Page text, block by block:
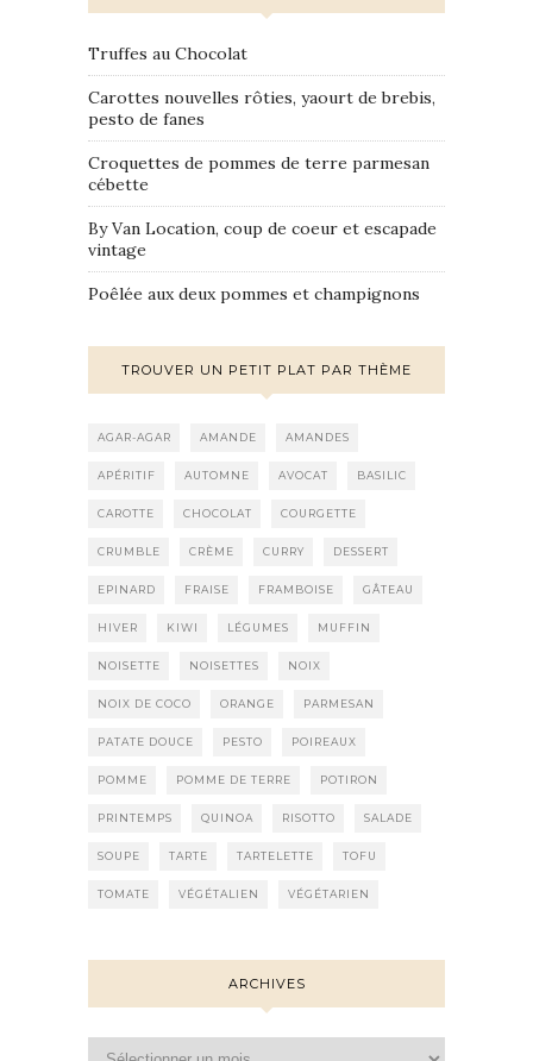
Truffes au Chocolat
Carottes nouvelles rôties, yaourt de brebis,
pesto de fanes
Croquettes de pommes de terre parmesan
cébette
By Van Location, coup de coeur et escapade
vintage
Poêlée aux deux pommes et champignons
TROUVER UN PETIT PLAT PAR THÈME
AGAR-AGAR AMANDE AMANDES
APÉRITIF AUTOMNE AVOCAT BASILIC
CAROTTE CHOCOLAT COURGETTE
CRUMBLE CRÈME CURRY DESSERT
EPINARD FRAISE FRAMBOISE GÂTEAU
HIVER KIWI LÉGUMES MUFFIN
NOISETTE NOISETTES NOIX
NOIX DE COCO ORANGE PARMESAN
PATATE DOUCE PESTO POIREAUX
POMME POMME DE TERRE POTIRON
PRINTEMPS QUINOA RISOTTO SALADE
SOUPE TARTE TARTELETTE TOFU
TOMATE VÉGÉTALIEN VÉGÉTARIEN
ARCHIVES